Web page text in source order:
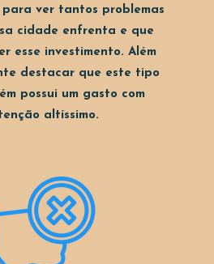
ver tantos problemas
cidade enfrenta e que
esse investimento. Além
destacar que este tipo
possui um gasto com
altíssimo.